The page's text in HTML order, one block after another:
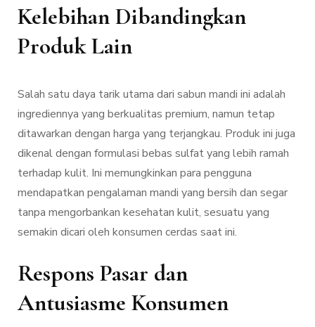
Kelebihan Dibandingkan
Produk Lain
Salah satu daya tarik utama dari sabun mandi ini adalah
ingrediennya yang berkualitas premium, namun tetap
ditawarkan dengan harga yang terjangkau. Produk ini juga
dikenal dengan formulasi bebas sulfat yang lebih ramah
terhadap kulit. Ini memungkinkan para pengguna
mendapatkan pengalaman mandi yang bersih dan segar
tanpa mengorbankan kesehatan kulit, sesuatu yang
semakin dicari oleh konsumen cerdas saat ini.
Respons Pasar dan
Antusiasme Konsumen